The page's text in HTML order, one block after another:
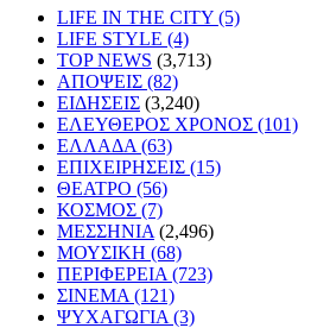
LIFE IN THE CITY (5)
LIFE STYLE (4)
TOP NEWS (3,713)
ΑΠΟΨΕΙΣ (82)
ΕΙΔΗΣΕΙΣ (3,240)
ΕΛΕΥΘΕΡΟΣ ΧΡΟΝΟΣ (101)
ΕΛΛΑΔΑ (63)
ΕΠΙΧΕΙΡΗΣΕΙΣ (15)
ΘΕΑΤΡΟ (56)
ΚΟΣΜΟΣ (7)
ΜΕΣΣΗΝΙΑ (2,496)
ΜΟΥΣΙΚΗ (68)
ΠΕΡΙΦΕΡΕΙΑ (723)
ΣΙΝΕΜΑ (121)
ΨΥΧΑΓΩΓΙΑ (3)